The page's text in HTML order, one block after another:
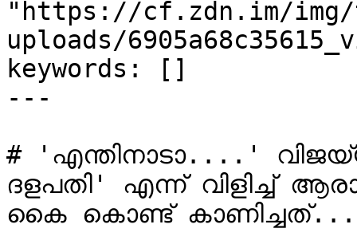
"https://cf.zdn.im/img/
uploads/
keywords: []
---
# 'എന്തിനാടാ....' വിജയ്‌യുടെ മകനെ കണ്ടതും 'ഇളയ
ദളപതി' എന്ന് വിളിച്ച്
കൈ കൊണ്ട്